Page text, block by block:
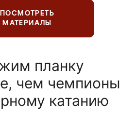
ПОСМОТРЕТЬ
МАТЕРИАЛЫ
планку
чем чемпионы
катанию